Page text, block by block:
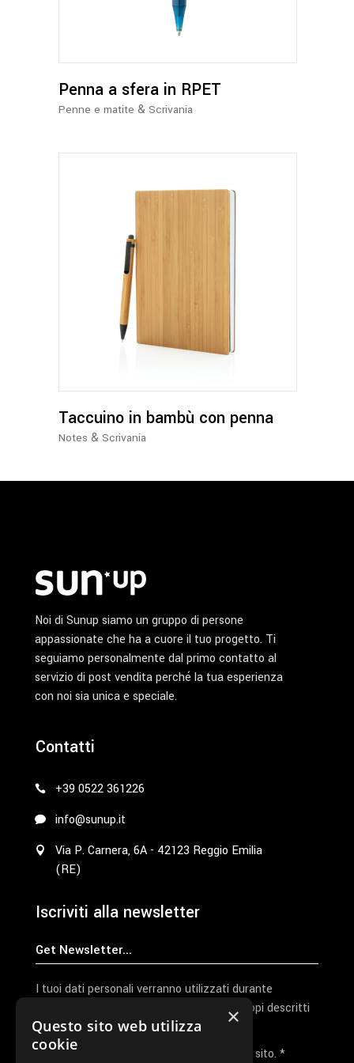
più
varianti.
opzioni
possono
essere
prodotto
Penna a sfera in RPET
Penne e matite & Scrivania
Taccuino in bambù con penna
Notes & Scrivania
Noi di Sunup siamo un gruppo di persone
appassionate che ha a cuore il tuo progetto. Ti
seguiamo personalmente dal primo contatto al
servizio di post vendita perché la tua esperienza
con noi sia unica e speciale.
Contatti
+39 0522 361226
info@sunup.it
Via P. Carnera, 6A - 42123 Reggio Emilia
(RE)
Iscriviti alla newsletter
I tuoi dati personali verranno utilizzati durante
l'elaborazione della richiesta e per altri scopi descritti
nella nostraprivacy policy
Ho letto e accetto la privacy policy del sito. *
×
Questo sito web utilizza
cookie